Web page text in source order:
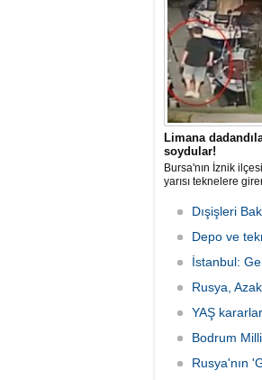
Limana
soydular!
Bursa'nın İznik
yarısı teknelere
çaldı. Olay,
yansıdı, tekne
jandarma inceleme
Dışişleri
Depo ve
İstanbul:
Rusya,
YAŞ
Bodrum
Rusya'nın